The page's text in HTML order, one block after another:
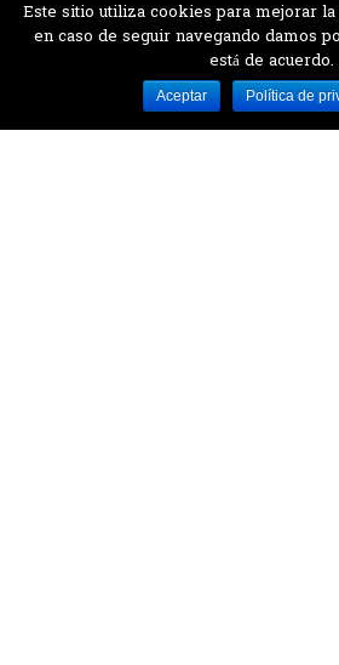
Desarrollado por MJTEC.
Este sitio utiliza cookies para mejorar
en caso de seguir navegando damos
está de acuerdo.
Aceptar Política de